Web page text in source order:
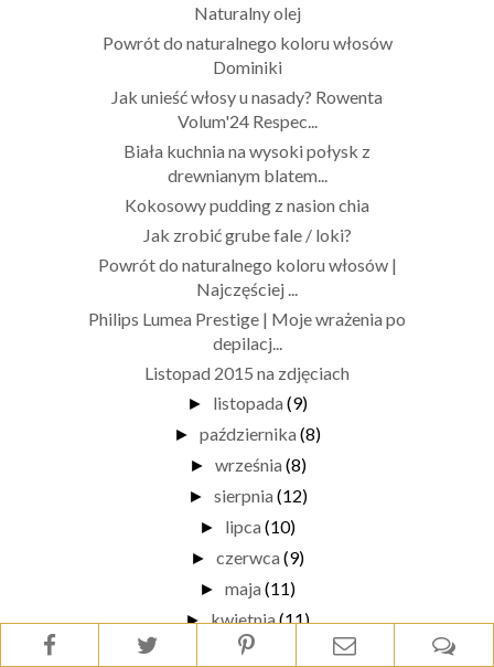
Naturalny olej
Powrót do naturalnego koloru włosów
Dominiki
Jak unieść włosy u nasady? Rowenta
Volum'24 Respec...
Biała kuchnia na wysoki połysk z
drewnianym blatem...
Kokosowy pudding z nasion chia
Jak zrobić grube fale / loki?
Powrót do naturalnego koloru włosów |
Najczęściej ...
Philips Lumea Prestige | Moje wrażenia po
depilacj...
Listopad 2015 na zdjęciach
► listopada (9)
► października (8)
► września (8)
► sierpnia (12)
► lipca (10)
► czerwca (9)
► maja (11)
►kwietnia(11)
marca